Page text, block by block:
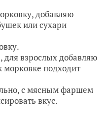
добавляю
или сухари
для взрослых добавляю
морковке подходит
с мясным фаршем
вкус.